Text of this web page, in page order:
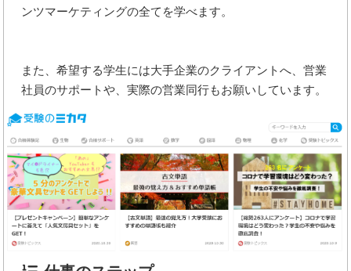
ンツマーケティングの全てを学べます。
また、希望する学生には大手企業のクライアントへ、営業
社員のサポートや、実際の営業同行もお願いしています。